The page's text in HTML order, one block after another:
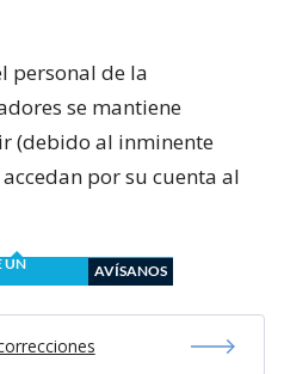
personal de la
se mantiene
(debido al inminente
por su cuenta al
UN
AVÍSANOS